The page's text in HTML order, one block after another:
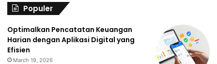
Populer
Optimalkan Pencatatan Keuangan
Harian dengan Aplikasi Digital yang
Efisien
March 19, 2026